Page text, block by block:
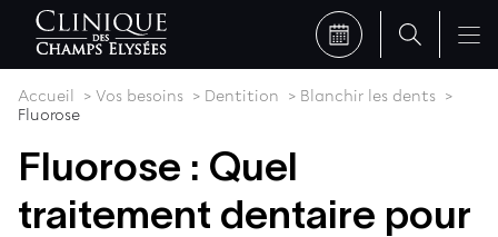
Accueil Vos besoins Dentition
Blanchir les dents
Fluorose
Fluorose : Quel
traitement dentaire pour